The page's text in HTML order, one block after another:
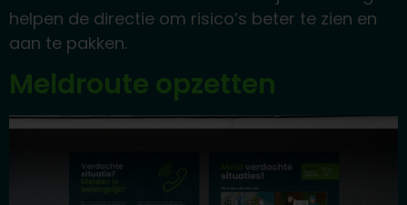
helpen de directie om risico’s beter te zien en
aan te pakken.
Meldroute opzetten